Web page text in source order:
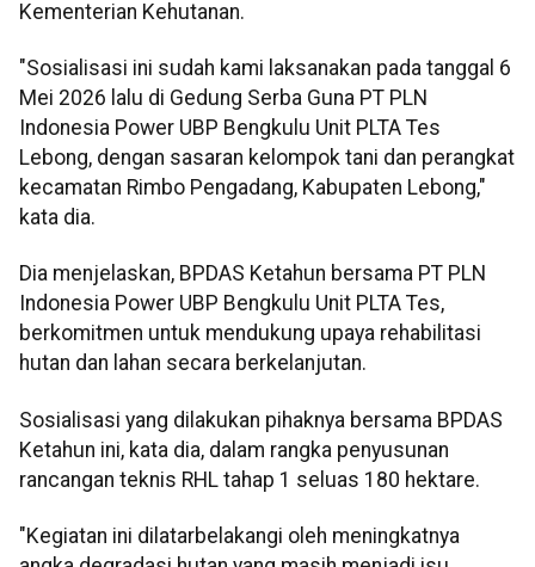
Kementerian Kehutanan.
"Sosialisasi ini sudah kami laksanakan pada tanggal 6
Mei 2026 lalu di Gedung Serba Guna PT PLN
Indonesia Power UBP Bengkulu Unit PLTA Tes
Lebong, dengan sasaran kelompok tani dan perangkat
kecamatan Rimbo Pengadang, Kabupaten Lebong,"
kata dia.
Dia menjelaskan, BPDAS Ketahun bersama PT PLN
Indonesia Power UBP Bengkulu Unit PLTA Tes,
berkomitmen untuk mendukung upaya rehabilitasi
hutan dan lahan secara berkelanjutan.
Sosialisasi yang dilakukan pihaknya bersama BPDAS
Ketahun ini, kata dia, dalam rangka penyusunan
rancangan teknis RHL tahap 1 seluas 180 hektare.
"Kegiatan ini dilatarbelakangi oleh meningkatnya